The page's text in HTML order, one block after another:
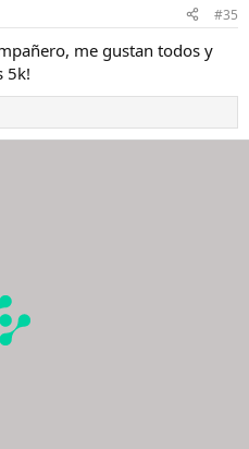
#35
me gustan todos y
5k!